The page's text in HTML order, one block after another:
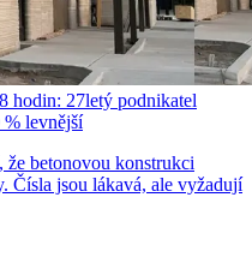
hodin: 27letý podnikatel
% levnější
betonovou konstrukci
Čísla jsou lákavá, ale vyžadují